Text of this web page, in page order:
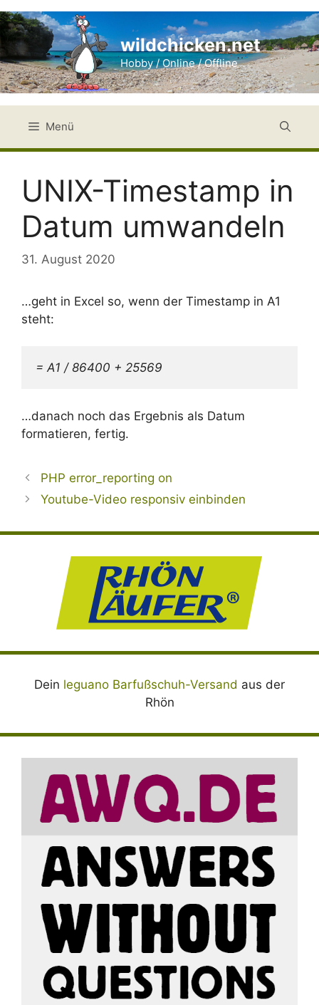
Zum
Inhalt
springen
wildchicken.net
Hobby / Online / Offline
Menü
UNIX-Timestamp in
Datum umwandeln
31. August 2020
…geht in Excel so, wenn der Timestamp in A1
steht:
= A1 / 86400 + 25569
…danach noch das Ergebnis als Datum
formatieren, fertig.
PHP error_reporting on
Youtube-Video responsiv einbinden
Dein leguano Barfußschuh-Versand aus der
Rhön